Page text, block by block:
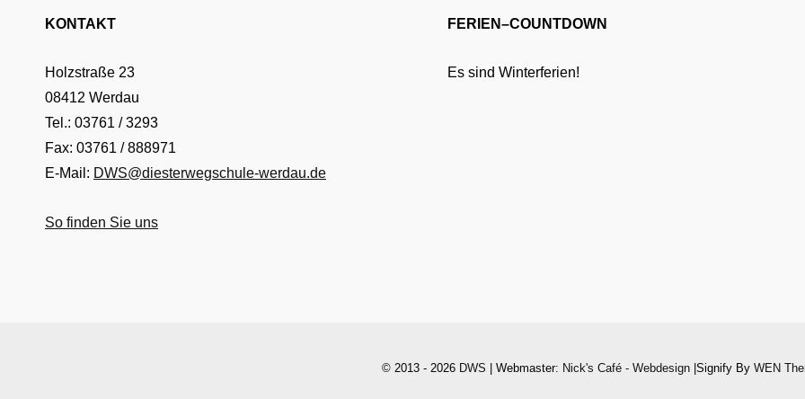
KONTAKT
Holzstraße 23
08412 Werdau
Tel.: 03761 / 3293
Fax: 03761 / 888971
E-Mail: DWS@diesterwegschule-werdau.de
So finden Sie uns
FERIEN–COUNTDOWN
Es sind Winterferien!
© 2013 - 2026 DWS | Webmaster: Nick's Café - Webdesign|Signify By WEN